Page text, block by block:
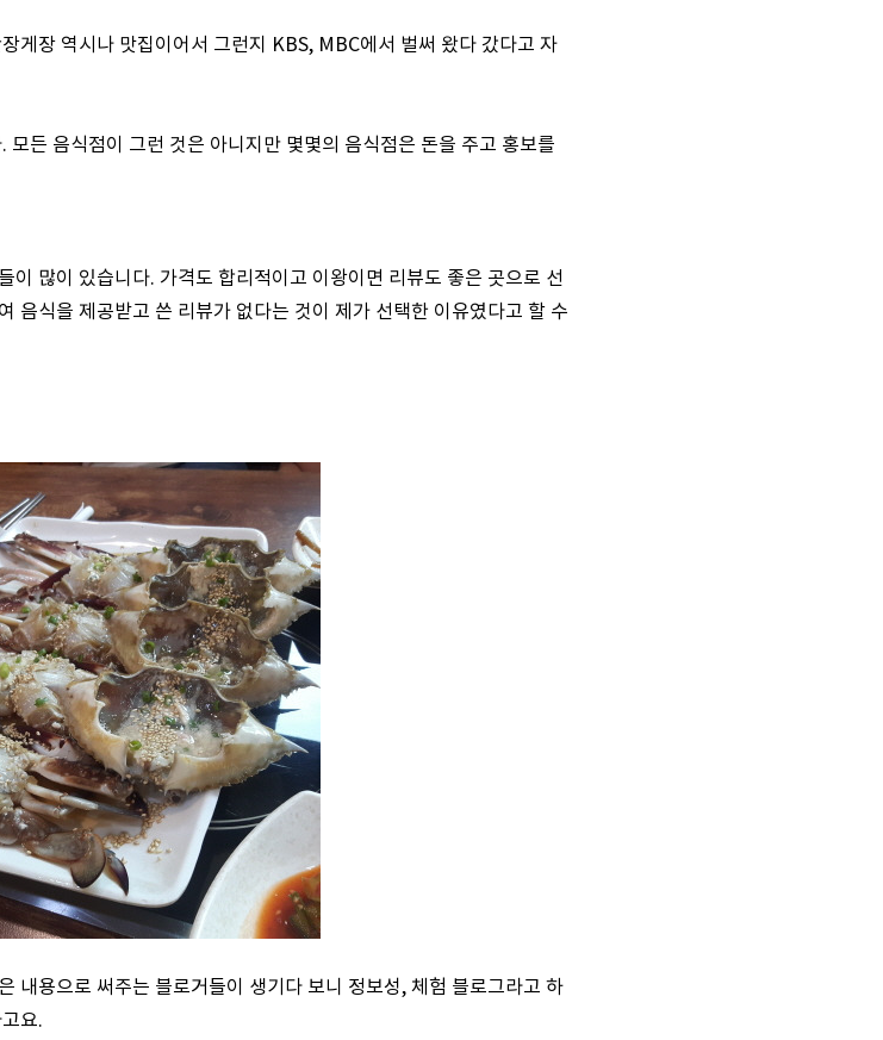
게장 역시나 맛집이어서 그런지 KBS, MBC에서 벌써 왔다 갔다고 자
든 음식점이 그런 것은 아니지만 몇몇의 음식점은 돈을 주고 홍보를
이 많이 있습니다. 가격도 합리적이고 이왕이면 리뷰도 좋은 곳으로 선
음식을 제공받고 쓴 리뷰가 없다는 것이 제가 선택한 이유였다고 할 수
내용으로 써주는 블로거들이 생기다 보니 정보성, 체험 블로그라고 하
요.